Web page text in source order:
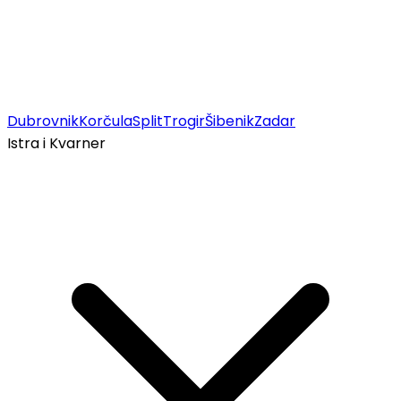
DubrovnikKorčulaSplitTrogirŠibenikZadar
Istra i Kvarner